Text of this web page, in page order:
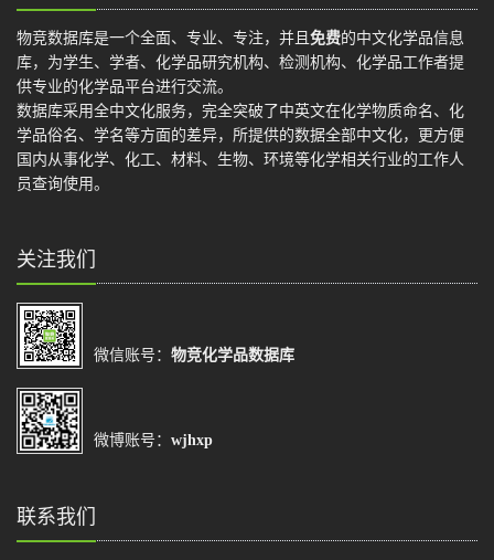
物竞数据库是一个全面、专业、专注，并且 免费的中文化学品信息
库，为学生、学者、化学品研究机构、检测机构、化学品工作者提
供专业的化学品平台进行交流。
数据库采用全中文化服务，完全突破了中英文在化学物质命名、化
学品俗名、学名等方面的差异，所提供的数据全部中文化，更方便
国内从事化学、化工、材料、生物、环境等化学相关行业的工作人
员查询使用。
关注我们
微信账号： 物竞化学品数据库
微博账号： wjhxp
联系我们